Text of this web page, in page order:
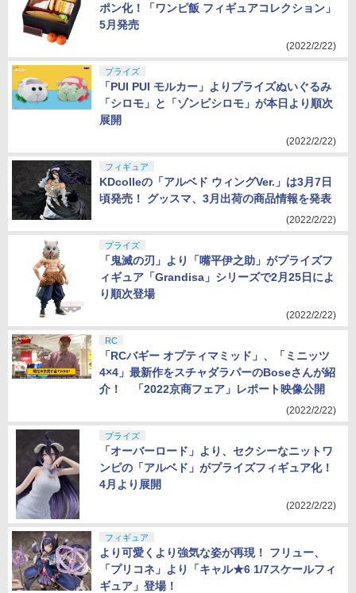
ポン化！「ワンピ飯 フィギュアコレクション」
5月発売
(2022/2/22)
プライズ
「PUI PUI モルカー」よりプライズぬいぐるみ
「シロモ」と「ゾンビシロモ」が本日より順次
展開
(2022/2/22)
フィギュア
KDcolleの「アルベド ウィングVer.」は3月7日
頃発売！ グッスマ、3月出荷の商品情報を発表
(2022/2/22)
プライズ
「鬼滅の刃」より「嘴平伊之助」がプライズフ
ィギュア「Grandisa」シリーズで2月25日によ
り順次登場
(2022/2/22)
RC
「RCバギー オプティマミッド」、「ミニッツ
4×4」最新作をスチャダラパーのBoseさんが紹
介！ 「2022京商フェア」レポート映像公開
(2022/2/22)
プライズ
「オーバーロード」より、セクシーなニットワ
ンピの「アルベド」がプライズフィギュア化！
4月より展開
(2022/2/22)
フィギュア
より可愛くより強気な姿が再現！ フリュー、
「プリコネ」より「キャル★6 1/7スケールフィ
ギュア」登場！